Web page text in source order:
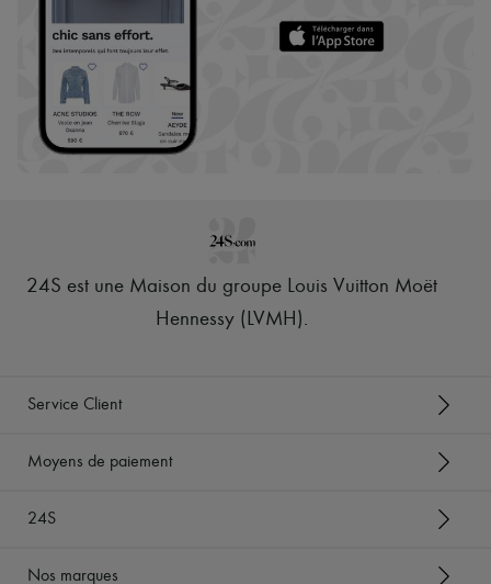
24S est une Maison du groupe Louis Vuitton Moët
Hennessy (LVMH).
Service Client
Moyens de paiement
24S
Nos marques